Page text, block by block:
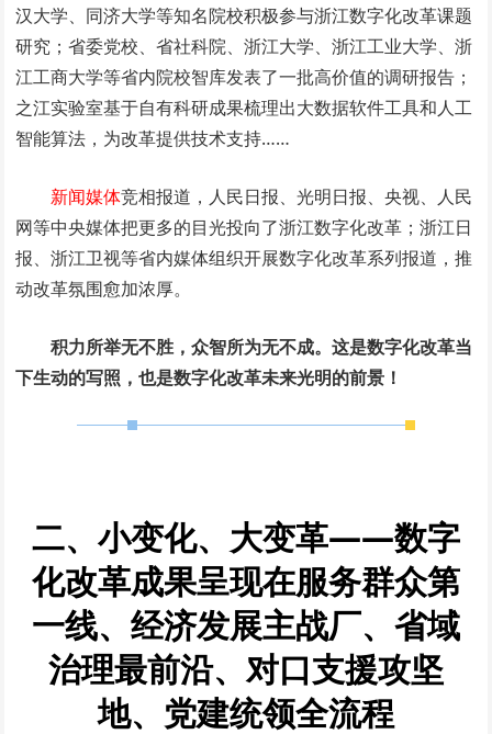
汉大学、同济大学等知名院校积极参与浙江数字化改革课题
研究；省委党校、省社科院、浙江大学、浙江工业大学、浙
江工商大学等省内院校智库发表了一批高价值的调研报告；
之江实验室基于自有科研成果梳理出大数据软件工具和人工
智能算法，为改革提供技术支持……
新闻媒体竞相报道，人民日报、光明日报、央视、人民
网等中央媒体把更多的目光投向了浙江数字化改革；浙江日
报、浙江卫视等省内媒体组织开展数字化改革系列报道，推
动改革氛围愈加浓厚。
积力所举无不胜，众智所为无不成。这是数字化改革当
下生动的写照，也是数字化改革未来光明的前景！
二、小变化、大变革——数字
化改革成果呈现在服务群众第
一线、经济发展主战厂、省域
治理最前沿、对口支援攻坚
地、 党建统领全流程